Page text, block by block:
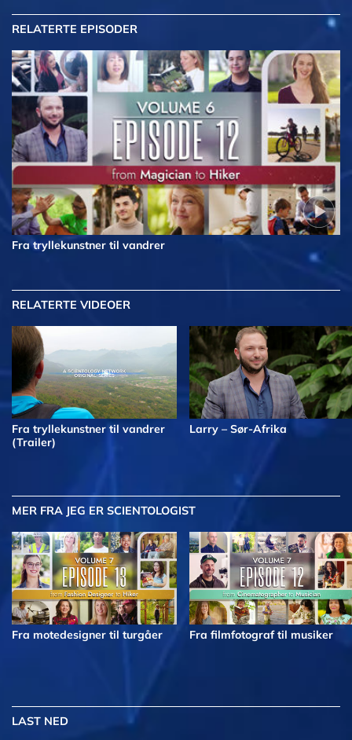
RELATERTE EPISODER
Fra tryllekunstner til vandrer
RELATERTE VIDEOER
Fra tryllekunstner til vandrer
(Trailer)
Larry – Sør-Afrika
MER FRA JEG ER SCIENTOLOGIST
Fra motedesigner til turgåer Fra filmfotograf til musiker
LAST NED